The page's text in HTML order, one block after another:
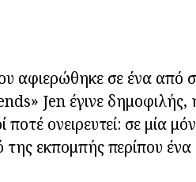
αφιερώθηκε σε ένα από
Jen έγινε δημοφιλής,
ονειρευτεί: σε μία
εκπομπής περίπου ένα